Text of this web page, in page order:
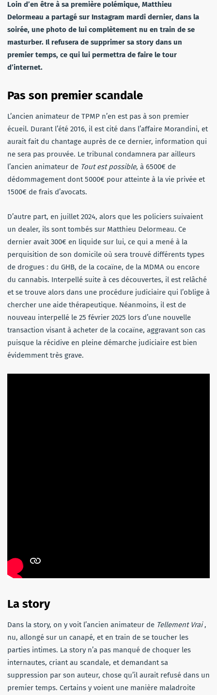
Loin d’en être à sa première polémique, Matthieu
Delormeau a partagé sur Instagram mardi dernier, dans la
soirée, une photo de lui complètement nu en train de se
masturber. Il refusera de supprimer sa story dans un
premier temps, ce qui lui permettra de faire le tour
d’internet.
Pas son premier scandale
L’ancien animateur de TPMP n’en est pas à son premier
écueil. Durant l’été 2016, il est cité dans l’affaire Morandini, et
aurait fait du chantage auprès de ce dernier, information qui
ne sera pas prouvée. Le tribunal condamnera par ailleurs
l’ancien animateur de Tout est possible, à 6500€ de
dédommagement dont 5000€ pour atteinte à la vie privée et
1500€ de frais d’avocats.
D’autre part, en juillet 2024, alors que les policiers suivaient
un dealer, ils sont tombés sur Matthieu Delormeau. Ce
dernier avait 300€ en liquide sur lui, ce qui a mené à la
perquisition de son domicile où sera trouvé différents types
de drogues : du GHB, de la cocaïne, de la MDMA ou encore
du cannabis. Interpellé suite à ces découvertes, il est relâché
et se trouve alors dans une procédure judiciaire qui l’oblige à
chercher une aide thérapeutique. Néanmoins, il est de
nouveau interpellé le 25 février 2025 lors d’une nouvelle
transaction visant à acheter de la cocaïne, aggravant son cas
puisque la récidive en pleine démarche judiciaire est bien
évidemment très grave.
La story
Dans la story, on y voit l’ancien animateur de Tellement Vrai,
nu, allongé sur un canapé, et en train de se toucher les
parties intimes. La story n’a pas manqué de choquer les
internautes, criant au scandale, et demandant sa
suppression par son auteur, chose qu’il aurait refusé dans un
premier temps. Certains y voient une manière maladroite